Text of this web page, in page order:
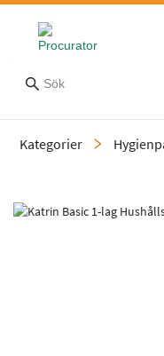
Kategorier
Slide 1 of 1